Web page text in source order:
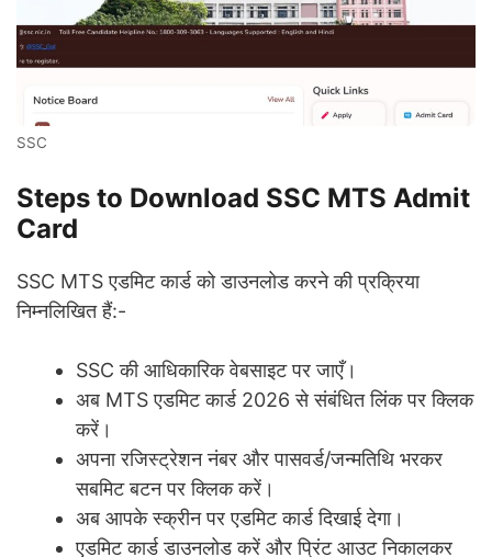
SSC
Steps to Download SSC MTS Admit
Card
SSC MTS एडमिट कार्ड को डाउनलोड करने की प्रक्रिया
निम्नलिखित हैं:-
SSC की आधिकारिक वेबसाइट पर जाएँ।
अब MTS एडमिट कार्ड 2026 से संबंधित लिंक पर क्लिक
करें।
अपना रजिस्ट्रेशन नंबर और पासवर्ड/जन्मतिथि भरकर
सबमिट बटन पर क्लिक करें।
अब आपके स्क्रीन पर एडमिट कार्ड दिखाई देगा।
एडमिट कार्ड डाउनलोड करें और प्रिंट आउट निकालकर